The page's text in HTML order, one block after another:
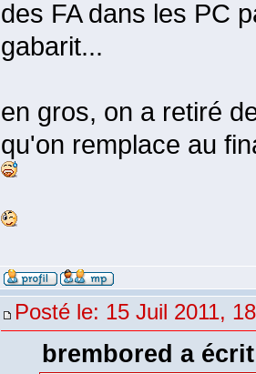
des FA dans les PC
gabarit...
en gros, on a retiré
qu'on remplace au
Posté le: 15 Juil 2011,
brembored a